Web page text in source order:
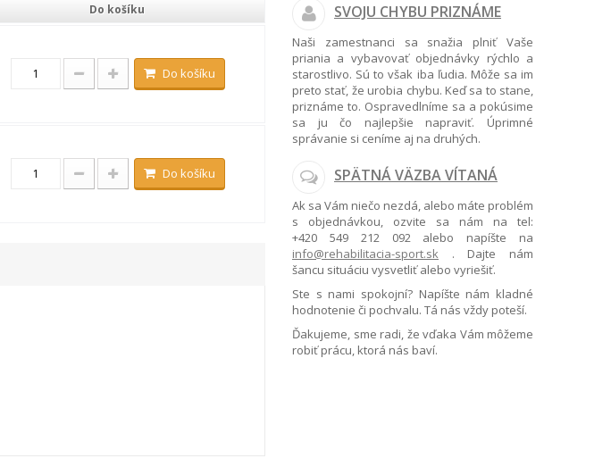
Do košíku
Do košíku
Do košíku
SVOJU CHYBU PRIZNÁME
Naši zamestnanci sa snažia plniť Vaše
priania a vybavovať objednávky rýchlo a
starostlivo. Sú to však iba ľudia. Môže sa im
preto stať, že urobia chybu. Keď sa to stane,
priznáme to. Ospravedlníme sa a pokúsime
sa ju čo najlepšie napraviť. Úprimné
správanie si ceníme aj na druhých.
SPÄTNÁ VÄZBA VÍTANÁ
Ak sa Vám niečo nezdá, alebo máte problém
s objednávkou, ozvite sa nám na tel:
+420 549 212 092alebo napíšte na
info@rehabilitacia-sport.sk . Dajte nám
šancu situáciu vysvetliť alebo vyriešiť.
Ste s nami spokojní? Napíšte nám kladné
hodnotenie či pochvalu. Tá nás vždy poteší.
Ďakujeme, sme radi, že vďaka Vám môžeme
robiť prácu, ktorá nás baví.